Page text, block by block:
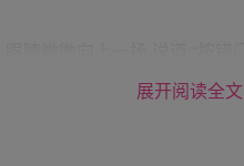
品，我泛起了胃酸。展开阅读全文